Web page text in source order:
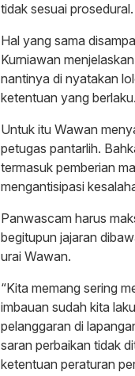
tidak sesuai prosedural.
Hal yang sama
Kurniawan
nantinya di nyatakan
ketentuan yang berlaku.
Untuk itu Wawan
petugas pantarlih.
termasuk pemberian
mengantisipasi
Panwascam harus
begitupun jajaran
urai Wawan.
“Kita memang sering
imbauan sudah kita
pelanggaran di
saran perbaikan tidak
ketentuan peraturan